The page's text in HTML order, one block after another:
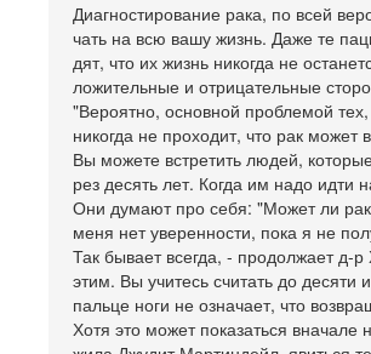
Диагностирование рака, по всей
чать на всю вашу жизнь. Даже те
дят, что их жизнь никогда не
ложительные и отрицательные
"Вероятно, основной проблемой
никогда не проходит, что рак может
Вы можете встретить людей,
рез десять лет. Когда им надо идти
Они думают про себя: "Может ли
меня нет уверенности, пока я не
Так бывает всегда, - продолжает д-
этим. Вы учитесь считать до
пальце ноги не означает, что
Хотя это может показаться